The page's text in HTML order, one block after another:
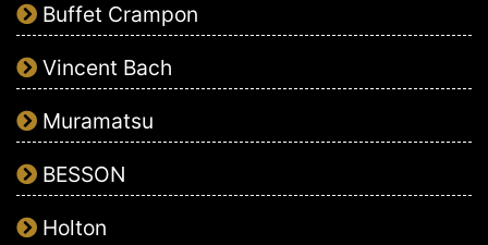
Buffet Crampon
Vincent Bach
Muramatsu
BESSON
Holton